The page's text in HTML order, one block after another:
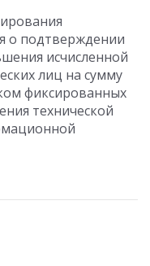
о подтверждении
исчисленной
лиц на сумму
фиксированных
технической